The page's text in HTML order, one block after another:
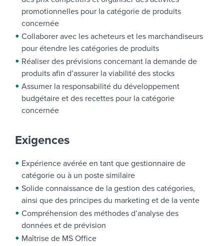
promotionnelles pour la catégorie de produits
concernée
Collaborer avec les acheteurs et les marchandiseurs
pour étendre les catégories de produits
Réaliser des prévisions concernant la demande de
produits afin d’assurer la viabilité des stocks
Assumer la responsabilité du développement
budgétaire et des recettes pour la catégorie
concernée
Exigences
Expérience avérée en tant que gestionnaire de
catégorie ou à un poste similaire
Solide connaissance de la gestion des catégories,
ainsi que des principes du marketing et de la vente
Compréhension des méthodes d’analyse des
données et de prévision
Maîtrise de MS Office